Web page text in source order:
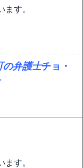
ます。
の弁護士チョ・
ます。